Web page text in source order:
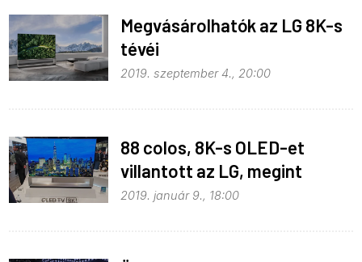
Megvásárolhatók az LG 8K-s
tévéi
2019. szeptember 4., 20:00
88 colos, 8K-s OLED-et
villantott az LG, megint
2019. január 9., 18:00